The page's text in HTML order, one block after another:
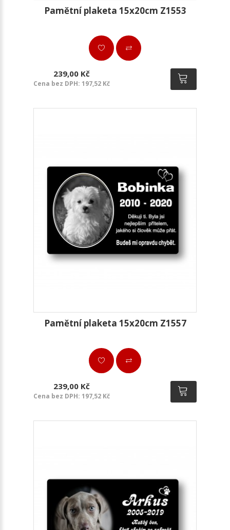
Pamětní plaketa 15x20cm Z1553
239,00 Kč
Cena bez DPH: 197,52 Kč
Pamětní plaketa 15x20cm Z1557
239,00 Kč
Cena bez DPH: 197,52 Kč